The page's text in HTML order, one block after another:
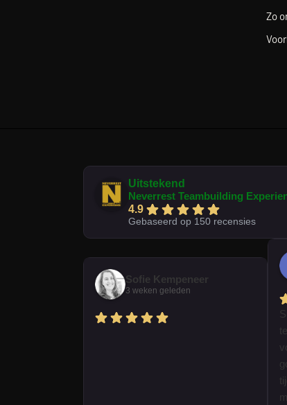
Zo
Uitstekend
Neverrest Teambuilding
4.9
Gebaseerd op 150 recensies
Sofie Kempeneer
3 weken geleden